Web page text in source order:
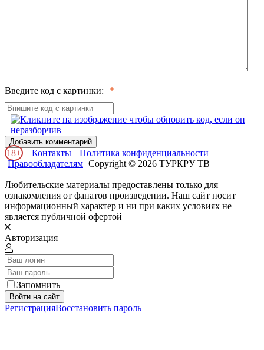
Введите код с картинки:
Добавить комментарий
18+ Контакты
Политика конфиденциальности
Правообладателям Copyright © 2026 ТУРКРУ ТВ
Любительские материалы предоставлены только для
ознакомления от фанатов произведении. Наш сайт носит
информационный характер и ни при каких условиях не
является публичной офертой
Авторизация
Запомнить
Войти на сайт
РегистрацияВосстановить пароль